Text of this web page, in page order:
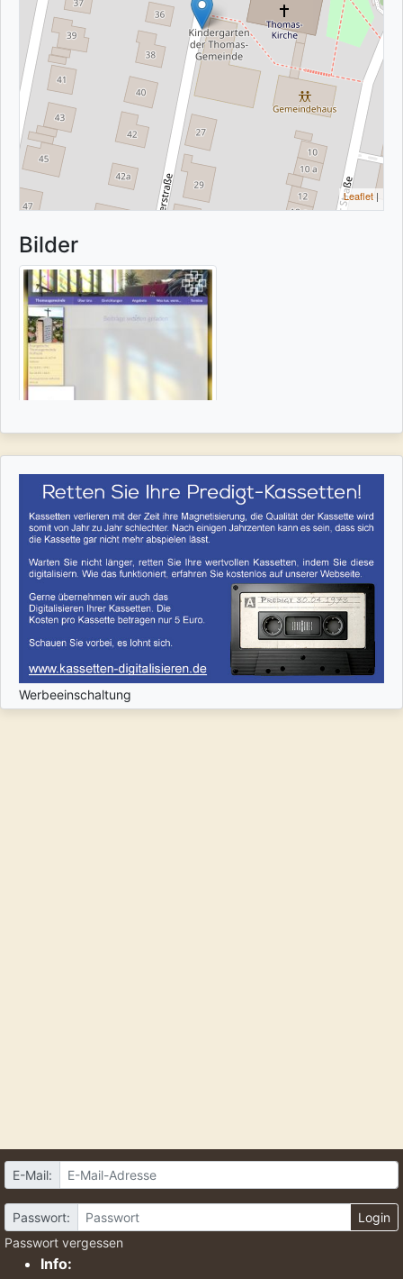
Leaflet |
Bilder
Werbeeinschaltung
E-Mail:
Passwort:
Login
Passwort vergessen
Info: